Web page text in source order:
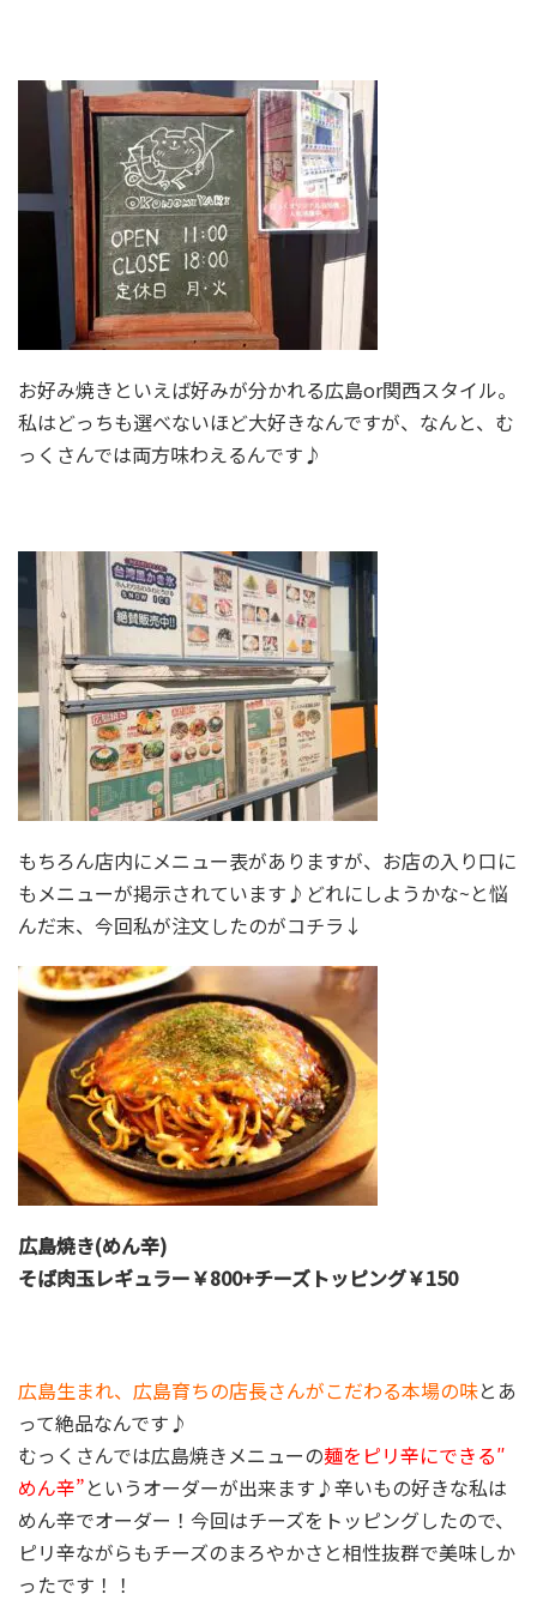
お好み焼きといえば好みが分かれる広島or関西スタイル。
私はどっちも選べないほど大好きなんですが、なんと、む
っくさんでは両方味わえるんです♪
もちろん店内にメニュー表がありますが、お店の入り口に
もメニューが掲示されています♪どれにしようかな~と悩
んだ末、今回私が注文したのがコチラ↓
広島焼き(めん辛)
そば肉玉レギュラー￥800+チーズトッピング￥150
広島生まれ、広島育ちの店長さんがこだわる本場の味とあ
って絶品なんです♪
むっくさんでは広島焼きメニューの麺をピリ辛にできる″
めん辛”というオーダーが出来ます♪辛いもの好きな私は
めん辛でオーダー！今回はチーズをトッピングしたので、
ピリ辛ながらもチーズのまろやかさと相性抜群で美味しか
ったです！！